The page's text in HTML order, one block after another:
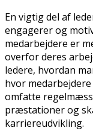
En vigtig del af
engagerer og
medarbejdere er
overfor deres
ledere, hvordan
hvor
omfatte
præstationer og
karriereudvikling.